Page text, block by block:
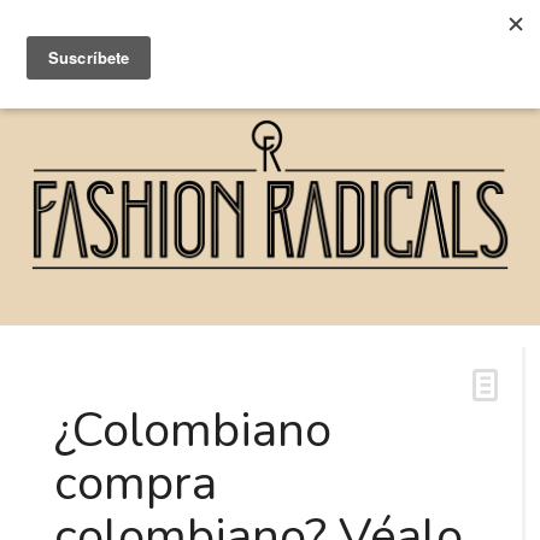
¿Colombiano
compra